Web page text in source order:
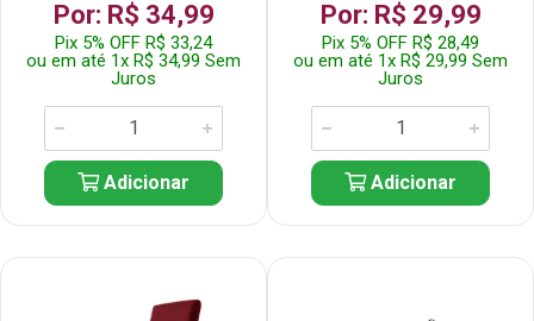
Por: R$ 34,99
Pix 5% OFF R$ 33,24
ou em até 1x R$ 34,99 Sem
Juros
Adicionar
Por: R$ 29,99
Pix 5% OFF R$ 28,49
ou em até 1x R$ 29,99 Sem
Juros
Adicionar